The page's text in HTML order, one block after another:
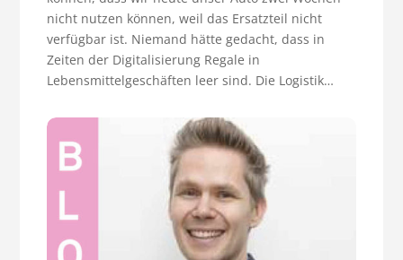
nicht nutzen können, weil das Ersatzteil nicht
verfügbar ist. Niemand hätte gedacht, dass in
Zeiten der Digitalisierung Regale in
Lebensmittelgeschäften leer sind. Die Logistik…